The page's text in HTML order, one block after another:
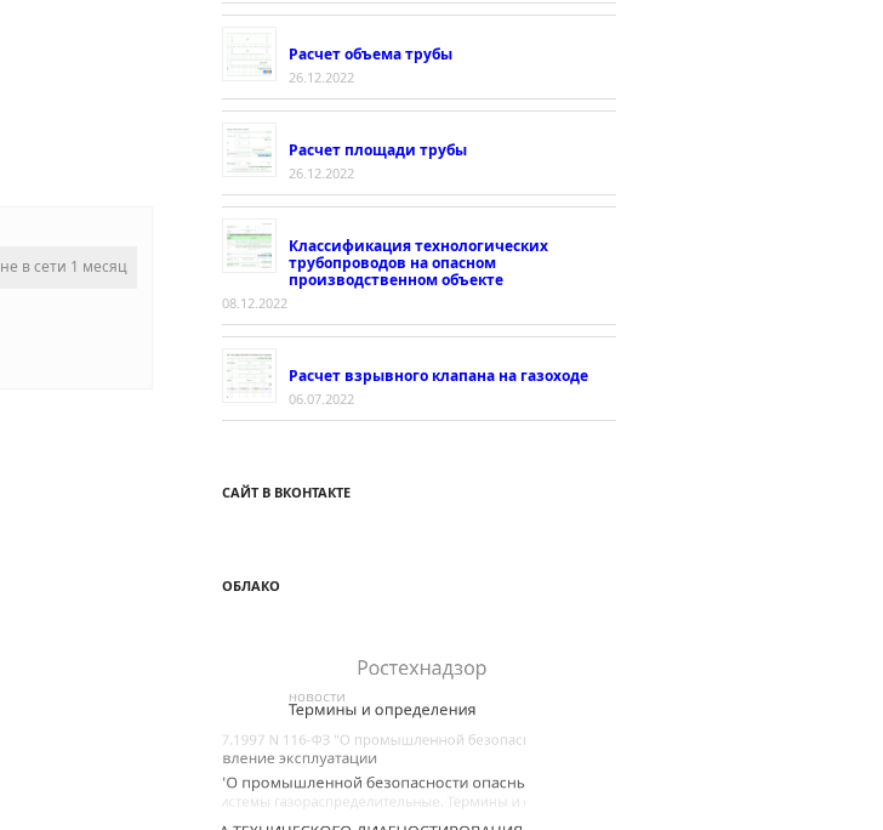
не в сети 1 месяц
Расчет объема трубы
26.12.2022
Расчет площади трубы
26.12.2022
Классификация технологических
трубопроводов на опасном
производственном объекте
08.12.2022
Расчет взрывного клапана на газоходе
06.07.2022
САЙТ В ВКОНТАКТЕ
ОБЛАКО